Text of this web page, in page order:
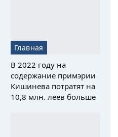
Главная
В 2022 году на
содержание примэрии
Кишинева потратят на
10,8 млн. леев больше